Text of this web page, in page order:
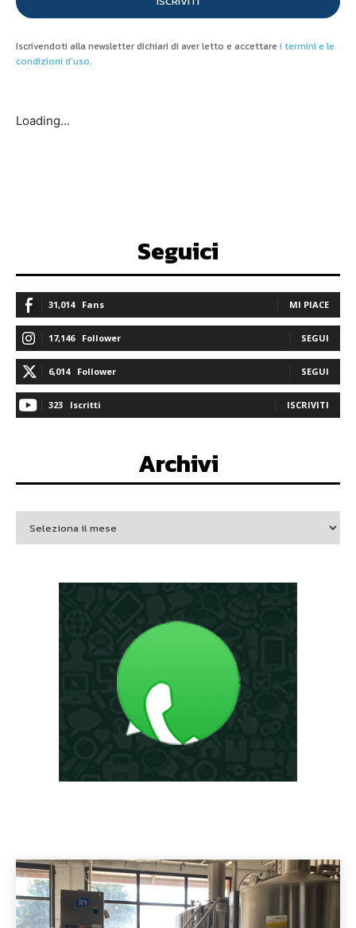
Iscrivendoti alla newsletter dichiari di aver letto e accettare i termini e le
condizioni d'uso.
Loading...
Seguici
31,014 Fans MI PIACE
17,146 Follower SEGUI
6,014 Follower SEGUI
323 Iscritti ISCRIVITI
Archivi